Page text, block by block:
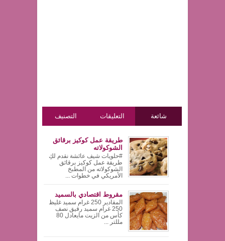
شائعة التعليقات التصنيف
طريقة عمل كوكيز برقائق
الشوكولاته
#حلويات شيف عائشة نقدم لكِ
طريقة عمل كوكيز برقائق
الشوكولاته من المطبخ
الأمريكي في خطوات ...
مقروط اقتصادي بالسميد
المقادير 250 غرام سميد غليظ
250 غرام سميد رقيق نصف
كأس من الزيت مايعادل 80
مللتر ...